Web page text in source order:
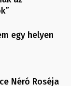
egy helyen
Néró Roséja